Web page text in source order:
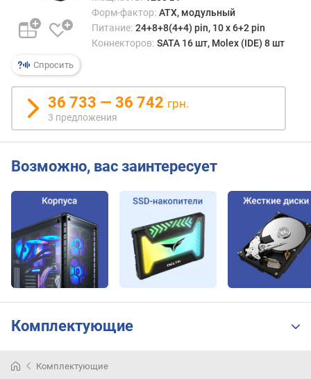
E
P
1
2
v
A
ш
т
)
M
E
ш
Спросить
Форм-фактор: ATX, модульный
Питание: 24+8+8(4+4) pin, 10 х 6+2 pin
Коннекторов: SATA 16 шт, Molex (IDE) 8 шт
36 733 — 36 742 грн.
3 предложения
Возможно, вас заинтересует
Комплектующие
Комплектующие